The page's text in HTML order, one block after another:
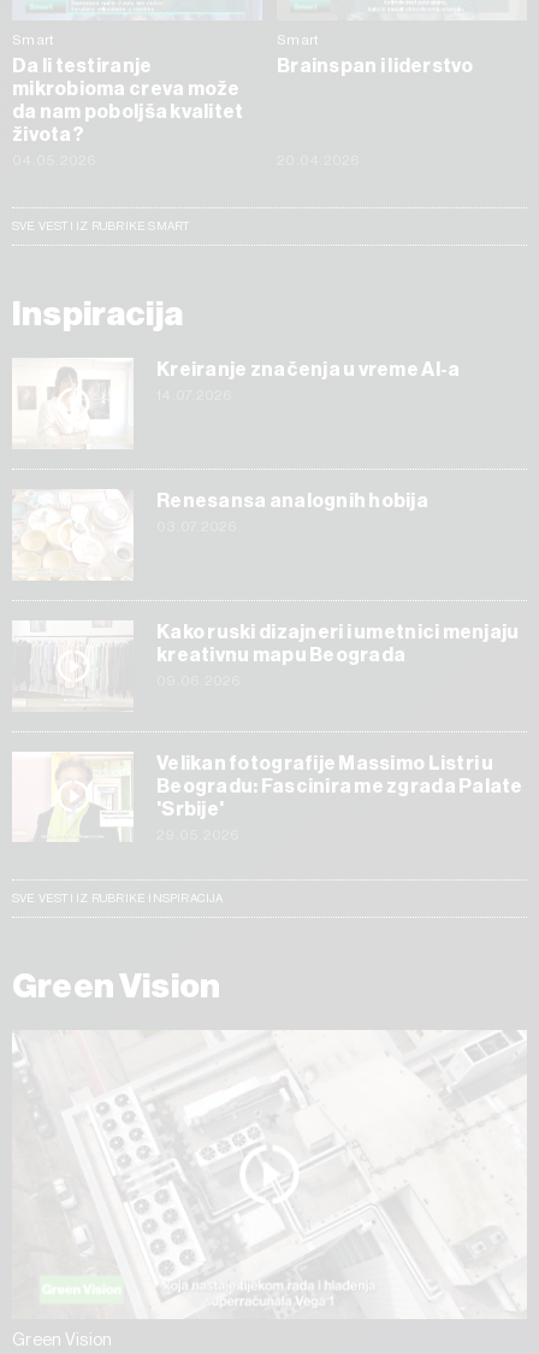
Smart
Da li testiranje
mikrobioma creva može
da nam poboljša kvalitet
života?
Smart
Brainspan i liderstvo
SVE VESTI IZ RUBRIKE SMART
Inspiracija
Kreiranje značenja u vreme AI-a
Renesansa analognih hobija
Kako ruski dizajneri i umetnici menjaju
kreativnu mapu Beograda
Velikan fotografije Massimo Listri u
Beogradu: Fascinira me zgrada Palate
'Srbije'
SVE VESTI IZ RUBRIKE INSPIRACIJA
Green Vision
Green Vision